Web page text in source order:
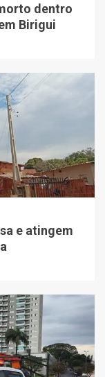
dentro
Birigui
e atingem